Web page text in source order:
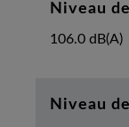
Niveau
106.0 dB(A)
Niveau